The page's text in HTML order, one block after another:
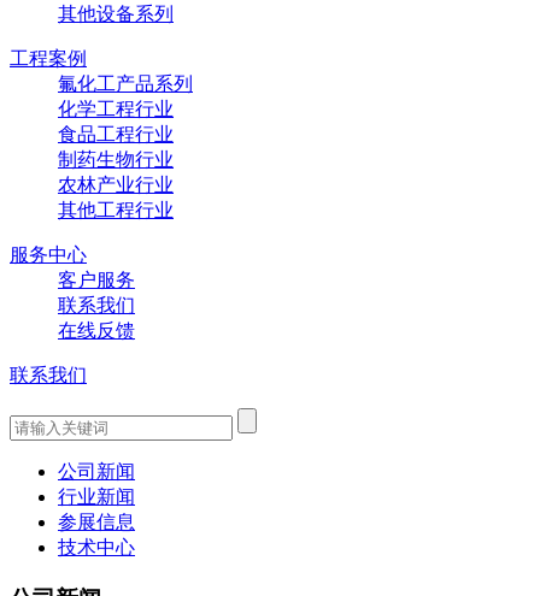
其他设备系列
工程案例
氟化工产品系列
化学工程行业
食品工程行业
制药生物行业
农林产业行业
其他工程行业
服务中心
客户服务
联系我们
在线反馈
联系我们
公司新闻
行业新闻
参展信息
技术中心